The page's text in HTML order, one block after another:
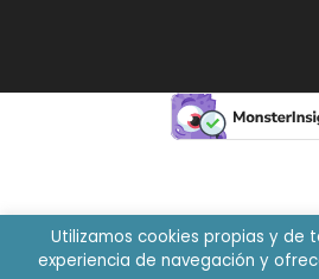
Utilizamos cookies propias y de
experiencia de navegación y